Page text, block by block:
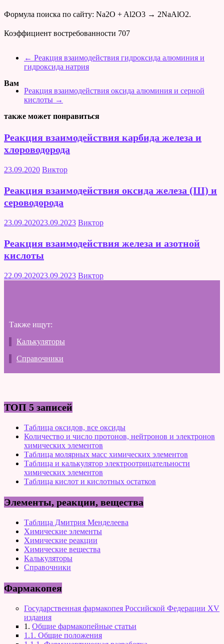
Формула поиска по сайту: Na2O + Al2O3 → 2NaAlO2.
Коэффициент востребованности 707
← Реакция взаимодействия гидроксида алюминия и
гидроксида натрия
Реакция взаимодействия оксида алюминия и серной
кислоты →
Вам
также может понравиться
Реакция взаимодействия карбида железа и
хлороводорода
23.09.2020 Виктор
Реакция взаимодействия оксида железа (III) и
сероводорода
23.09.202023.09.2023 Виктор
Реакция взаимодействия железа и азотной
кислоты
22.09.202023.09.2023 Виктор
Также ищут:
Калькуляторы
Справочники
ТОП 5 записей
Таблица оксидов, все оксиды
Количество и число протонов, нейтронов и электронов
химических элементов
Таблица молярных масс химических элементов
Таблица и калькулятор электроотрицательности
химических элементов
Таблица кислот и кислотных остатков
Элементы, реакции, вещества
Таблица Дмитрия Менделеева
Химические элементы
Химические реакции
Химические вещества
Калькуляторы
Справочники
Фармакопея
Государственная фармакопея Российской Федерации XV
издания
1. Общие фармакопейные статьи
1.1. Общие положения